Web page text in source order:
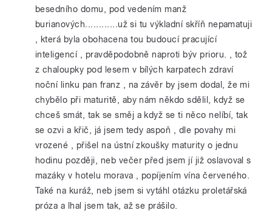
besedního domu, pod vedením manž
burianových............už si tu výkladní skříň nepamatuji
, která byla obohacena tou budoucí pracující
inteligencí , pravděpodobně naproti býv prioru. , tož
z chaloupky pod lesem v bílých karpatech zdraví
noční linku pan franz , na závěr by jsem dodal, že mi
chybělo při maturitě, aby nám někdo sdělil, když se
chceš smát, tak se směj a když se ti něco nelíbí, tak
se ozvi a křič, já jsem tedy aspoň , dle povahy mi
vrozené , přišel na ústní zkoušky maturity o jednu
hodinu později, neb večer před jsem jí již oslavoval s
mazáky v hotelu morava , popíjením vína červeného.
Také na kuráž, neb jsem si vytáhl otázku proletářská
próza a lhal jsem tak, až se prášilo.